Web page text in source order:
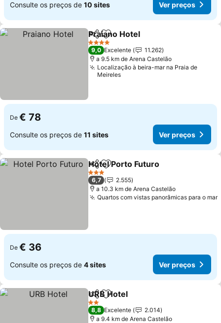
Consulte os preços de 10 sites Ver preços
PartilharAdicionar aos favoritos
Praiano Hotel
4 Estrelas
9,0 Excelente
11.262
a 9.5 km de Arena Castelão
Localização à beira-mar na Praia de
Meireles
De € 78
Consulte os preços de 11 sites Ver preços
PartilharAdicionar aos favoritos
Hotel Porto Futuro
3 Estrelas
6,7
2.555
a 10.3 km de Arena Castelão
Quartos com vistas panorâmicas para o mar
De € 36
Consulte os preços de 4 sites Ver preços
PartilharAdicionar aos favoritos
URB Hotel
2 Estrelas
8,8 Excelente
2.014
a 9.4 km de Arena Castelão